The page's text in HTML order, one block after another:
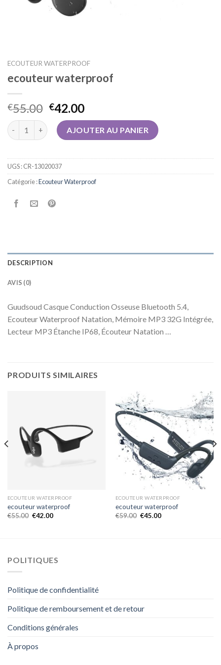
ECOUTEUR WATERPROOF
ecouteur waterproof
€55.00 €42.00
quantité de ecouteur waterproof
AJOUTER AU PANIER
UGS :CR-13020037
Catégorie :Ecouteur Waterproof
DESCRIPTION
AVIS (0)
Guudsoud Casque Conduction Osseuse Bluetooth 5.4,
Ecouteur Waterproof Natation, Mémoire MP3 32G Intégrée,
Lecteur MP3 Étanche IP68, Écouteur Natation …
PRODUITS SIMILAIRES
ECOUTEUR WATERPROOF
ecouteur waterproof
€55.00 €42.00
ECOUTEUR WATERPROOF
ecouteur waterproof
€59.00 €45.00
POLITIQUES
Politique de confidentialité
Politique de remboursement et de retour
Conditions générales
À propos